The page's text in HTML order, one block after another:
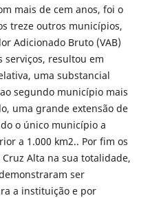
mais de cem anos, foi o
treze outros municípios,
Adicionado Bruto (VAB)
serviços, resultou em
uma substancial
segundo município mais
uma grande extensão de
o único município a
a 1.000 km2.. Por fim os
Alta na sua totalidade,
ser
a instituição e por